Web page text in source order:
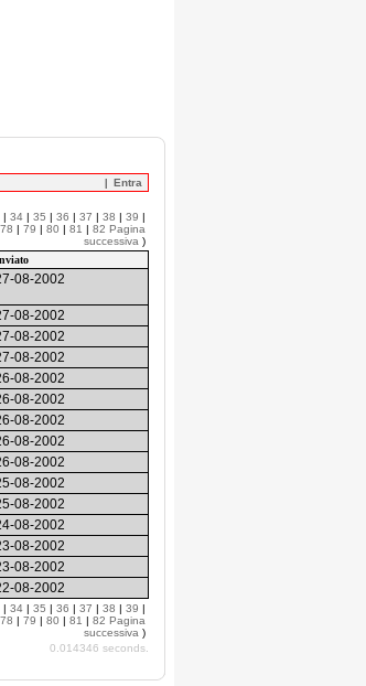
Entra
| 34 | 35 | 36 | 37 | 38 | 39 |
78 | 79 | 80 | 81 | 82 Pagina
successiva )
08-2002
08-2002
08-2002
08-2002
08-2002
08-2002
08-2002
08-2002
08-2002
08-2002
08-2002
08-2002
08-2002
08-2002
08-2002
| 34 | 35 | 36 | 37 | 38 | 39 |
78 | 79 | 80 | 81 | 82 Pagina
successiva )
0.014346 seconds.